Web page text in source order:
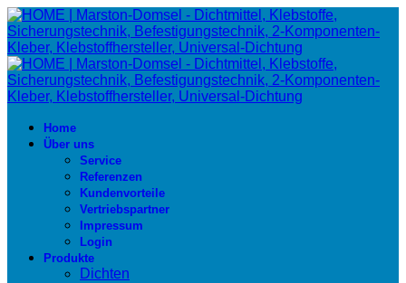
Home
Über uns
Service
Referenzen
Kundenvorteile
Vertriebspartner
Impressum
Login
Produkte
Dichten